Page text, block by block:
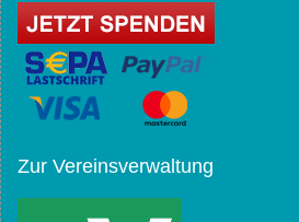
Zur Vereinsverwaltung